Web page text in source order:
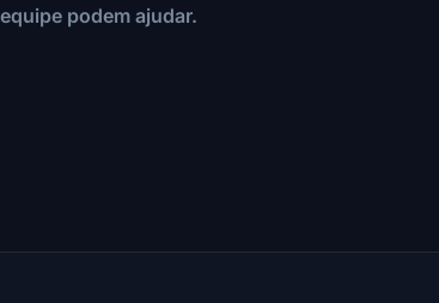
equipe podem ajudar.